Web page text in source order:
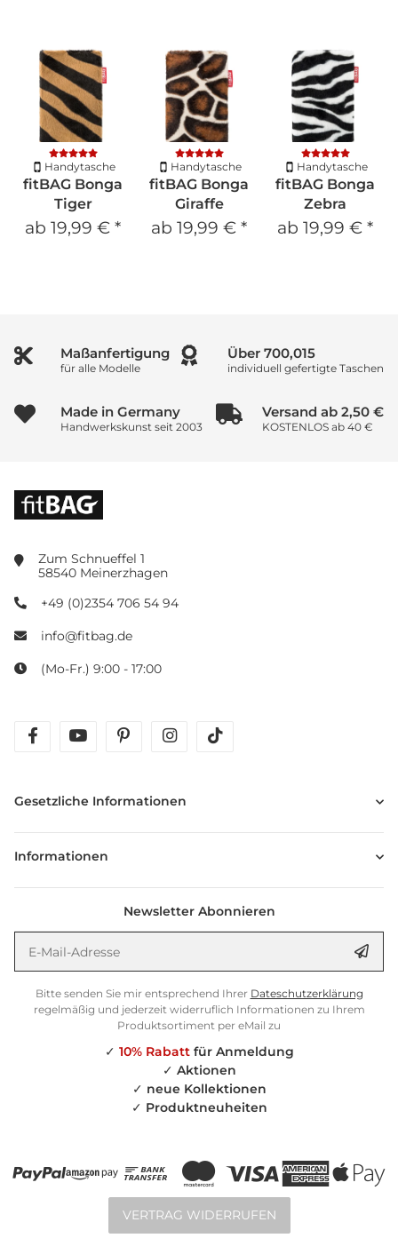
Handytasche
fitBAG Bonga
Tiger
ab 19,99 € *
Handytasche
fitBAG Bonga
Giraffe
ab 19,99 € *
Handytasche
fitBAG Bonga
Zebra
ab 19,99 € *
Maßanfertigung
für alle Modelle
Über 1,000,021
individuell gefertigte Taschen
Made in Germany
Handwerkskunst seit 2003
Versand ab 2,50 €
KOSTENLOS ab 40 €
Zum Schnueffel 1
58540 Meinerzhagen
+49 (0)2354 706 54 94
info@fitbag.de
(Mo-Fr.) 9:00 - 17:00
facebookyoutubepinterestinstagram
Gesetzliche Informationen
Informationen
Newsletter Abonnieren
Bitte senden Sie mir entsprechend Ihrer Dateschutzerklärung
regelmäßig und jederzeit widerruflich Informationen zu Ihrem
Produktsortiment per eMail zu
✓ 10% Rabattfür Anmeldung
✓ Aktionen
✓ neue Kollektionen
✓ Produktneuheiten
VERTRAG WIDERRUFEN